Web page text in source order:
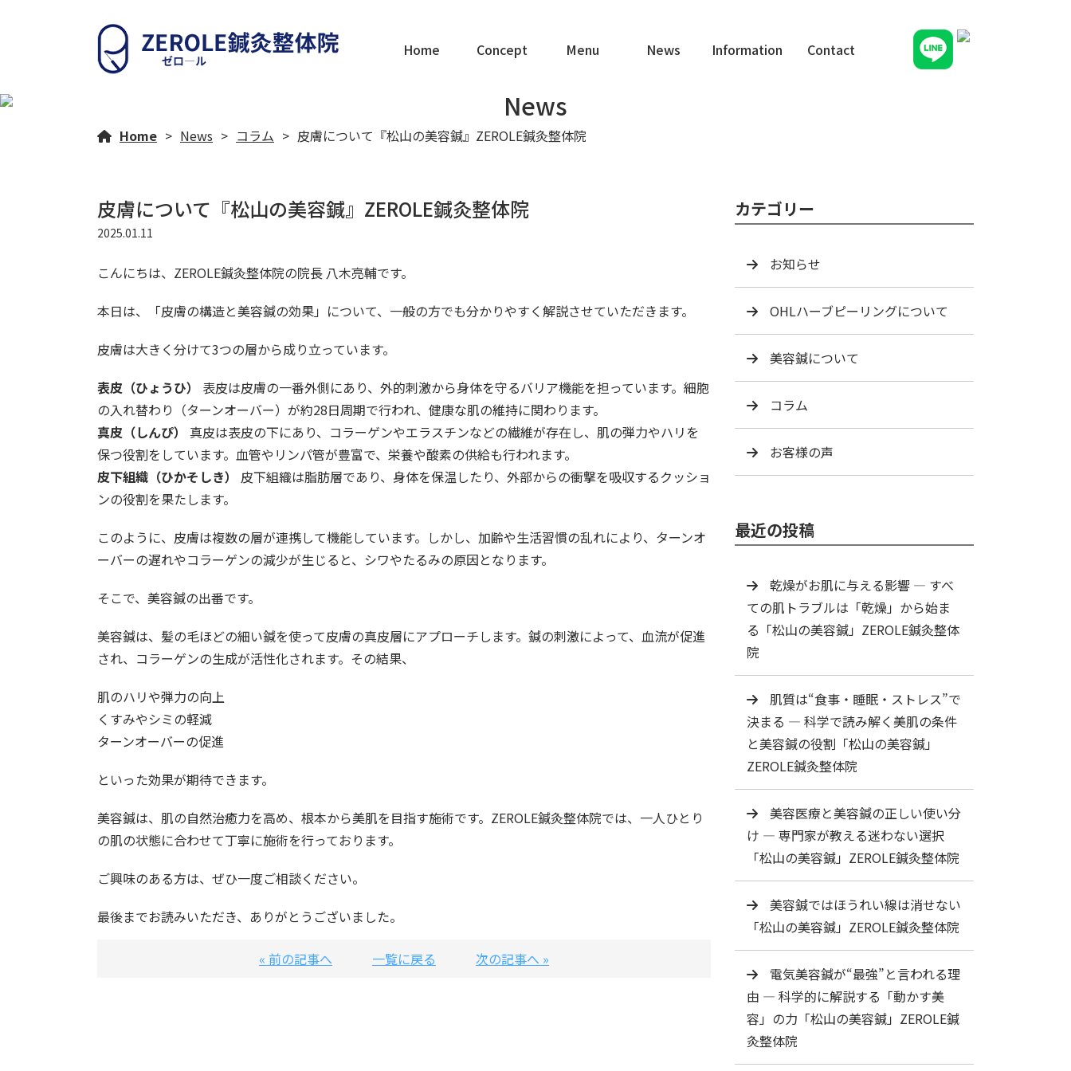
Home Concept Menu News Information Contact
News
Home News コラム 皮膚について『松山の美容鍼』ZEROLE鍼灸整体院
皮膚について『松山の美容鍼』ZEROLE鍼灸整体院
2025.01.11
こんにちは、ZEROLE鍼灸整体院の院長 八木亮輔です。
本日は、「皮膚の構造と美容鍼の効果」について、一般の方でも分かりやすく解説させていただきます。
皮膚は大きく分けて3つの層から成り立っています。
表皮（ひょうひ）
表皮は皮膚の一番外側にあり、外的刺激から身体を守るバリア機能を担っています。細胞
の入れ替わり（ターンオーバー）が約28日周期で行われ、健康な肌の維持に関わります。
真皮（しんぴ）
真皮は表皮の下にあり、コラーゲンやエラスチンなどの繊維が存在し、肌の弾力やハリを
保つ役割をしています。血管やリンパ管が豊富で、栄養や酸素の供給も行われます。
皮下組織（ひかそしき）
皮下組織は脂肪層であり、身体を保温したり、外部からの衝撃を吸収するクッショ
ンの役割を果たします。
このように、皮膚は複数の層が連携して機能しています。しかし、加齢や生活習慣の乱れにより、ターンオ
ーバーの遅れやコラーゲンの減少が生じると、シワやたるみの原因となります。
そこで、美容鍼の出番です。
美容鍼は、髪の毛ほどの細い鍼を使って皮膚の真皮層にアプローチします。鍼の刺激によって、血流が促進
され、コラーゲンの生成が活性化されます。その結果、
肌のハリや弾力の向上
くすみやシミの軽減
ターンオーバーの促進
といった効果が期待できます。
美容鍼は、肌の自然治癒力を高め、根本から美肌を目指す施術です。ZEROLE鍼灸整体院では、一人ひとり
の肌の状態に合わせて丁寧に施術を行っております。
ご興味のある方は、ぜひ一度ご相談ください。
最後までお読みいただき、ありがとうございました。
« 前の記事へ 一覧に戻る 次の記事へ »
カテゴリー
お知らせ
OHLハーブピーリングについて
美容鍼について
コラム
お客様の声
最近の投稿
乾燥がお肌に与える影響 ― すべ
ての肌トラブルは「乾燥」から始ま
る「松山の美容鍼」ZEROLE鍼灸整体
院
肌質は“食事・睡眠・ストレス”で
決まる ― 科学で読み解く美肌の条件
と美容鍼の役割「松山の美容鍼」
ZEROLE鍼灸整体院
美容医療と美容鍼の正しい使い分
け ― 専門家が教える迷わない選択
「松山の美容鍼」ZEROLE鍼灸整体院
美容鍼ではほうれい線は消せない
「松山の美容鍼」ZEROLE鍼灸整体院
電気美容鍼が“最強”と言われる理
由 ― 科学的に解説する「動かす美
容」の力「松山の美容鍼」ZEROLE鍼
灸整体院